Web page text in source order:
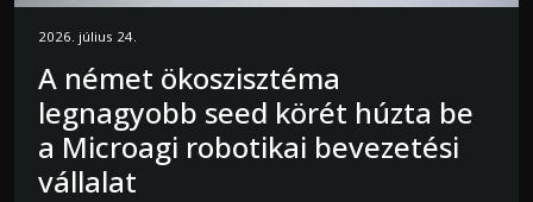
2026. július 24.
A német ökoszisztéma
legnagyobb seed körét húzta be
a Microagi robotikai bevezetési
vállalat